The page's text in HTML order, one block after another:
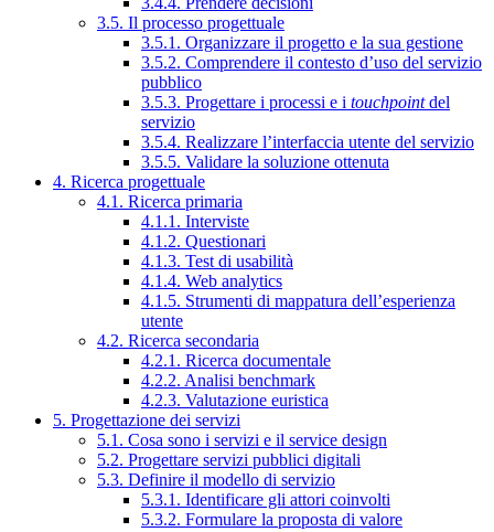
3.5. Il processo progettuale
3.5.1. Organizzare il progetto e la sua gestione
3.5.2. Comprendere il contesto d’uso del servizio
pubblico
3.5.3. Progettare i processi e i touchpointdel
servizio
3.5.4. Realizzare l’interfaccia utente del servizio
3.5.5. Validare la soluzione ottenuta
4. Ricerca progettuale
4.1. Ricerca primaria
4.1.1. Interviste
4.1.2. Questionari
4.1.3. Test di usabilità
4.1.4. Web analytics
4.1.5. Strumenti di mappatura dell’esperienza
utente
4.2. Ricerca secondaria
4.2.1. Ricerca documentale
4.2.2. Analisi benchmark
4.2.3. Valutazione euristica
5. Progettazione dei servizi
5.1. Cosa sono i servizi e il service design
5.2. Progettare servizi pubblici digitali
5.3. Definire il modello di servizio
5.3.1. Identificare gli attori coinvolti
5.3.2. Formulare la proposta di valore